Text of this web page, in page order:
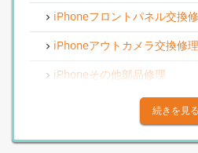
iPhoneフロントパネル交換修
iPhoneアウトカメラ交換修理
iPhoneその他部品修理
iPhoneアウトカメラレンズ交
続きを見る